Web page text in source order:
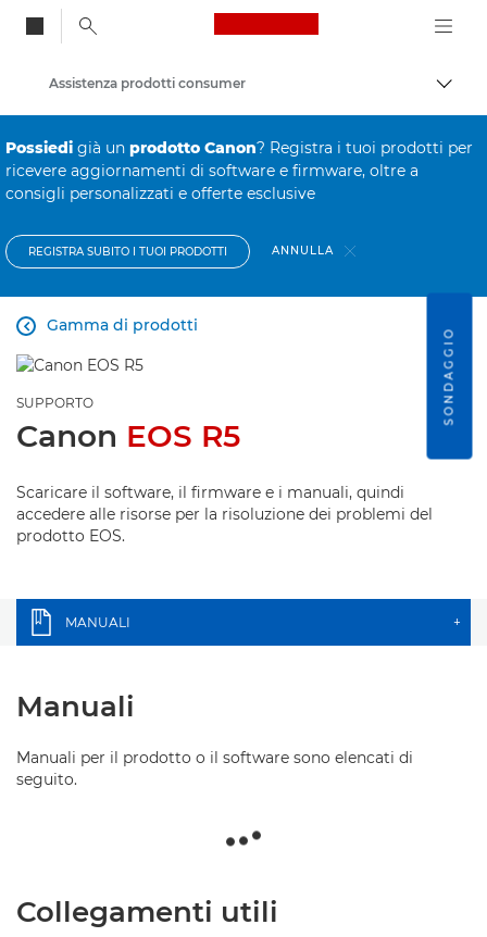
Canon Logo, back
Assistenza prodotti consumer
Possiedi già un prodotto Canon? Registra i tuoi prodotti per
ricevere aggiornamenti di software e firmware, oltre a
consigli personalizzati e offerte esclusive
REGISTRA SUBITO I TUOI PRODOTTI ANNULLA
Gamma di prodotti

SUPPORTO
Canon EOS R5
Scaricare il software, il firmware e i manuali, quindi
accedere alle risorse per la risoluzione dei problemi del
prodotto EOS.
MANUALI +
Manuali
Manuali per il prodotto o il software sono elencati di
seguito.
Collegamenti utili
SONDAGGIO